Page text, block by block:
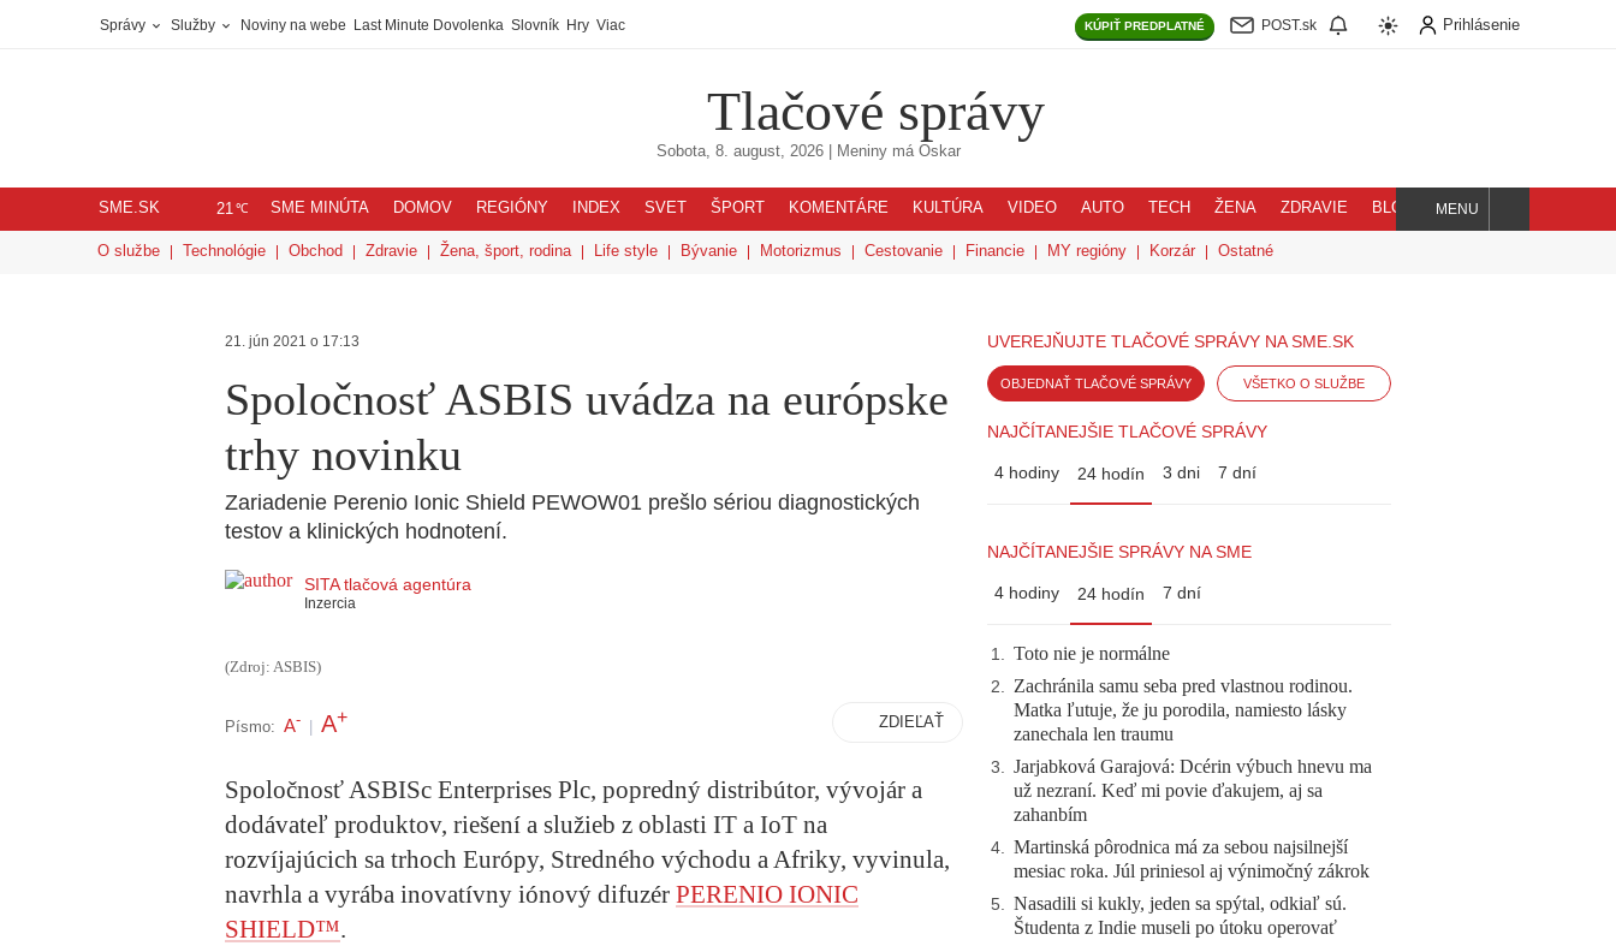
Správy Služby Noviny na webe Last Minute Dovolenka Slovník Hry Viac KÚPIŤ PREDPLATNÉ POST.sk Prihlásenie
Tlačové správy
Sobota, 8. august, 2026| Meniny má Oskar
SME.SK 21℃ SME MINÚTA DOMOV REGIÓNY INDEX SVET ŠPORT KOMENTÁRE KULTÚRA VIDEO AUTO TECH ŽENA ZDRAVIE BLOG
Hľadaj
MENU
O službe Technológie Obchod Zdravie Žena, šport, rodina Life style Bývanie Motorizmus Cestovanie Financie MY regióny Korzár Ostatné
21. jún 2021 o 17:13
Spoločnosť ASBIS uvádza na európske
trhy novinku
Zariadenie Perenio Ionic Shield PEWOW01 prešlo sériou diagnostických
testov a klinických hodnotení.
SITA tlačová agentúra
Inzercia
(Zdroj: ASBIS)
Písmo: A- A+ ZDIEĽAŤ
Spoločnosť ASBISc Enterprises Plc, popredný distribútor, vývojár a
dodávateľ produktov, riešení a služieb z oblasti IT a IoT na
rozvíjajúcich sa trhoch Európy, Stredného východu a Afriky, vyvinula,
navrhla a vyrába inovatívny iónový difuzér PERENIO IONIC
SHIELD™.
UVEREJŇUJTE TLAČOVÉ SPRÁVY NA SME.SK
OBJEDNAŤ TLAČOVÉ SPRÁVY VŠETKO O SLUŽBE
NAJČÍTANEJŠIE TLAČOVÉ SPRÁVY
4 hodiny 24 hodín 3 dni 7 dní
NAJČÍTANEJŠIE SPRÁVY NA SME
4 hodiny 24 hodín 7 dní
1. Toto nie je normálne
2. Zachránila samu seba pred vlastnou rodinou.
Matka ľutuje, že ju porodila, namiesto lásky
zanechala len traumu
3. Jarjabková Garajová: Dcérin výbuch hnevu ma
už nezraní. Keď mi povie ďakujem, aj sa
zahanbím
4. Martinská pôrodnica má za sebou najsilnejší
mesiac roka. Júl priniesol aj výnimočný zákrok
5. Nasadili si kukly, jeden sa spýtal, odkiaľ sú.
Študenta z Indie museli po útoku operovať